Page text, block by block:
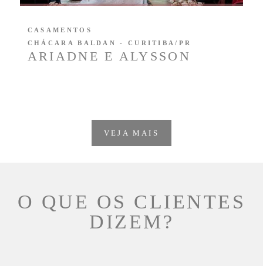
ARIADNE E ALYSSON
CASAMENTOS
CHÁCARA BALDAN - CURITIBA/PR
VEJA MAIS
O QUE OS CLIENTES
DIZEM?